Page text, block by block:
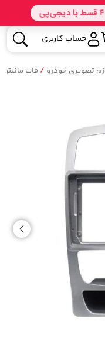
حساب کاربری
تصویری خودرو / قاب